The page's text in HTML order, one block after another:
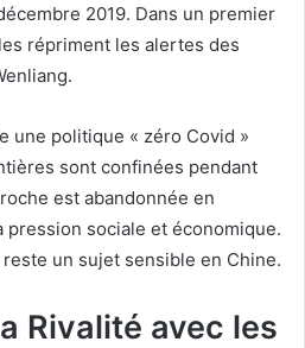
2019. Dans un premier
répriment les alertes des
une politique « zéro Covid »
sont confinées pendant
est abandonnée en
pression sociale et économique.
un sujet sensible en Chine.
Rivalité avec les